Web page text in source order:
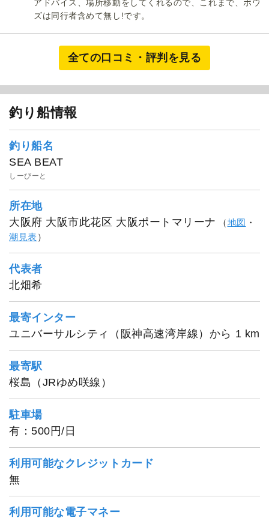
アドバイス、場所移動をしてくれるので、これまで、ボウ
ズは同行者含めて無し!です。
全ての口コミ・評判を見る
釣り船情報
釣り船名
SEA BEAT
しーびーと
所在地
大阪府 大阪市此花区 大阪ポートマリーナ
（地図 ・
潮見表）
代表者
北畑希
最寄インター
ユニバーサルシティ（阪神高速湾岸線）から 1 km
最寄駅
桜島（JRゆめ咲線）
駐車場
有：500円/日
利用可能なクレジットカード
無
利用可能な電子マネー